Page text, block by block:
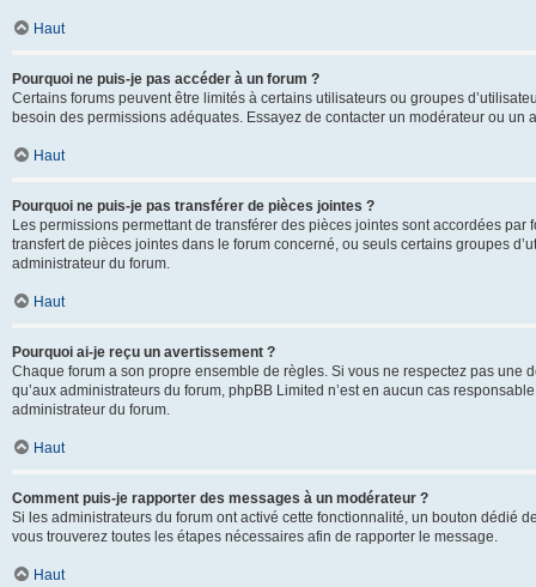
Haut
Pourquoi ne puis-je pas accéder à un forum ?
Certains forums peuvent être limités à certains utilisateurs ou groupes
besoin des permissions adéquates. Essayez de contacter un modérateur ou
Haut
Pourquoi ne puis-je pas transférer de pièces jointes ?
Les permissions permettant de transférer des pièces jointes sont accordées
transfert de pièces jointes dans le forum concerné, ou seuls certains groupes
administrateur du forum.
Haut
Pourquoi ai-je reçu un avertissement ?
Chaque forum a son propre ensemble de règles. Si vous ne respectez pas une
qu’aux administrateurs du forum, phpBB Limited n’est en aucun cas
administrateur du forum.
Haut
Comment puis-je rapporter des messages à un modérateur ?
Si les administrateurs du forum ont activé cette fonctionnalité, un bouton dédié
vous trouverez toutes les étapes nécessaires afin de rapporter le message.
Haut